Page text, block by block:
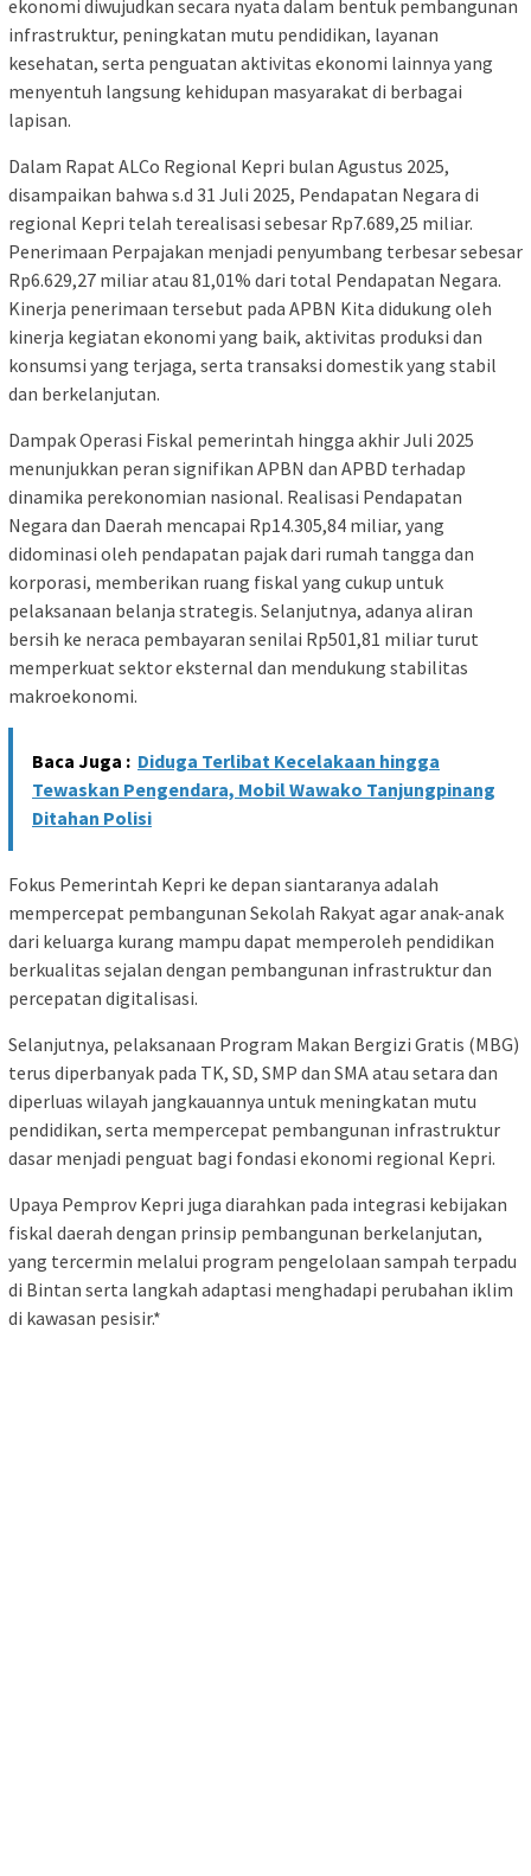
ekonomi diwujudkan secara nyata dalam bentuk pembangunan
infrastruktur, peningkatan mutu pendidikan, layanan
kesehatan, serta penguatan aktivitas ekonomi lainnya yang
menyentuh langsung kehidupan masyarakat di berbagai
lapisan.
Dalam Rapat ALCo Regional Kepri bulan Agustus 2025,
disampaikan bahwa s.d 31 Juli 2025, Pendapatan Negara di
regional Kepri telah terealisasi sebesar Rp7.689,25 miliar.
Penerimaan Perpajakan menjadi penyumbang terbesar sebesar
Rp6.629,27 miliar atau 81,01% dari total Pendapatan Negara.
Kinerja penerimaan tersebut pada APBN Kita didukung oleh
kinerja kegiatan ekonomi yang baik, aktivitas produksi dan
konsumsi yang terjaga, serta transaksi domestik yang stabil
dan berkelanjutan.
Dampak Operasi Fiskal pemerintah hingga akhir Juli 2025
menunjukkan peran signifikan APBN dan APBD terhadap
dinamika perekonomian nasional. Realisasi Pendapatan
Negara dan Daerah mencapai Rp14.305,84 miliar, yang
didominasi oleh pendapatan pajak dari rumah tangga dan
korporasi, memberikan ruang fiskal yang cukup untuk
pelaksanaan belanja strategis. Selanjutnya, adanya aliran
bersih ke neraca pembayaran senilai Rp501,81 miliar turut
memperkuat sektor eksternal dan mendukung stabilitas
makroekonomi.
Baca Juga : Diduga Terlibat Kecelakaan hingga
Tewaskan Pengendara, Mobil Wawako Tanjungpinang
Ditahan Polisi
Fokus Pemerintah Kepri ke depan siantaranya adalah
mempercepat pembangunan Sekolah Rakyat agar anak-anak
dari keluarga kurang mampu dapat memperoleh pendidikan
berkualitas sejalan dengan pembangunan infrastruktur dan
percepatan digitalisasi.
Selanjutnya, pelaksanaan Program Makan Bergizi Gratis (MBG)
terus diperbanyak pada TK, SD, SMP dan SMA atau setara dan
diperluas wilayah jangkauannya untuk meningkatan mutu
pendidikan, serta mempercepat pembangunan infrastruktur
dasar menjadi penguat bagi fondasi ekonomi regional Kepri.
Upaya Pemprov Kepri juga diarahkan pada integrasi kebijakan
fiskal daerah dengan prinsip pembangunan berkelanjutan,
yang tercermin melalui program pengelolaan sampah terpadu
di Bintan serta langkah adaptasi menghadapi perubahan iklim
di kawasan pesisir.*